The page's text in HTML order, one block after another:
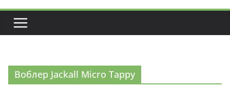
Воблер Jackall Micro Tappy